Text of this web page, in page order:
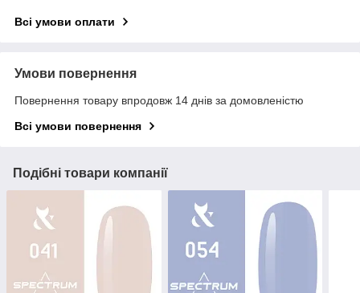
Всі умови оплати
Умови повернення
Повернення товару впродовж 14 днів за домовленістю
Всі умови повернення
Подібні товари компанії